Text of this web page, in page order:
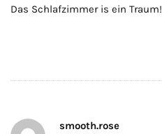
Das Schlafzimmer is ein Traum!
smooth.rose